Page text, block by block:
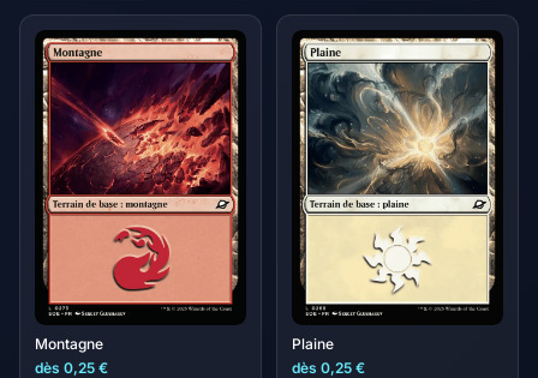
Montagne
dès 0,25 €
Plaine
dès 0,25 €